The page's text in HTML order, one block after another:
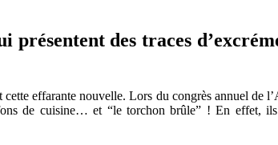
présentent des traces
cette effarante nouvelle. Lors du congrès annuel
de cuisine… et “le torchon brûle” ! En effet, ils